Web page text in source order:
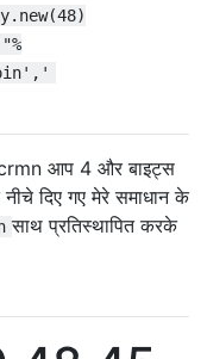
आप 4 और बाइट्स
दिए गए मेरे समाधान के
साथ प्रतिस्थापित करके